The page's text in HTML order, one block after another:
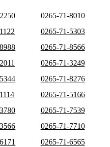
0265-71-8010
0265-71-5303
0265-71-8566
0265-71-3249
0265-71-8276
0265-71-5166
0265-71-7539
0265-71-7710
0265-71-6565